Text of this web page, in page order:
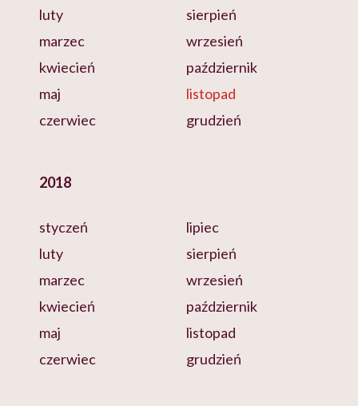
luty
marzec
kwiecień
maj
czerwiec
sierpień
wrzesień
październik
listopad
grudzień
2018
styczeń
luty
marzec
kwiecień
maj
czerwiec
lipiec
sierpień
wrzesień
październik
listopad
grudzień